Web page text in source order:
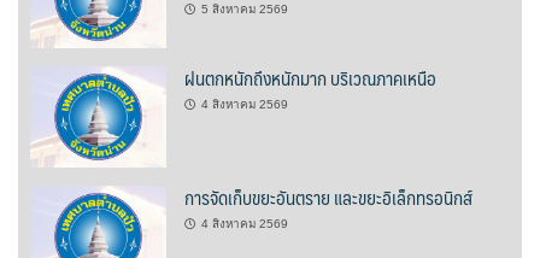
ตูบฮิมโต้งโฮมสเตย์
นครน่านอพาร์ทเม้น
นะลาวิวรีสอร์ท
นาต้นบัวโฮมสเตย์
น่านปัว รีสอร์ท
5 สิงหาคม 2569
ฝนตกหนักถึงหนักมาก บริเวณภาคเหนือ
4 สิงหาคม 2569
การจัดเก็บขยะอันตราย และขยะอิเล็กทรอนิกส์
4 สิงหาคม 2569